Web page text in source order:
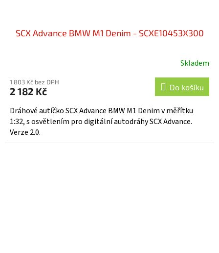
SCX Advance BMW M1 Denim - SCXE10453X300
Skladem
1 803 Kč bez DPH
2 182 Kč Do košíku
Dráhové autíčko SCX Advance BMW M1 Denim v měřítku
1:32, s osvětlením pro digitální autodráhy SCX Advance.
Verze 2.0.